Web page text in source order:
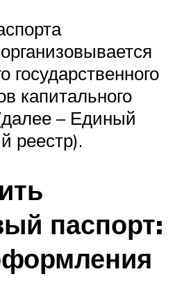
государственного
капитального
– Единый
реестр).
паспорт: